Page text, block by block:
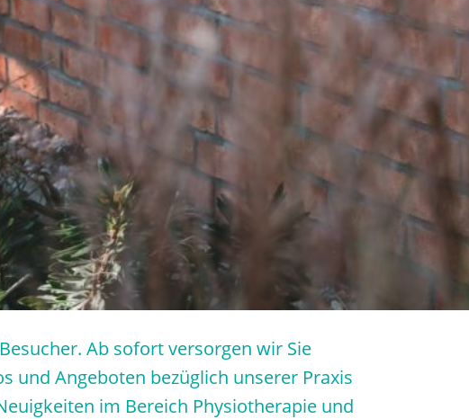
Ab sofort versorgen wir Sie
und Angeboten bezüglich unserer Praxis
im Bereich Physiotherapie und